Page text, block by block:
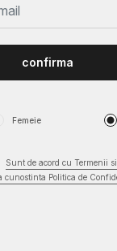
Femeie
confirma
Sunt de acord cu Termenii
cunostinta Politica de